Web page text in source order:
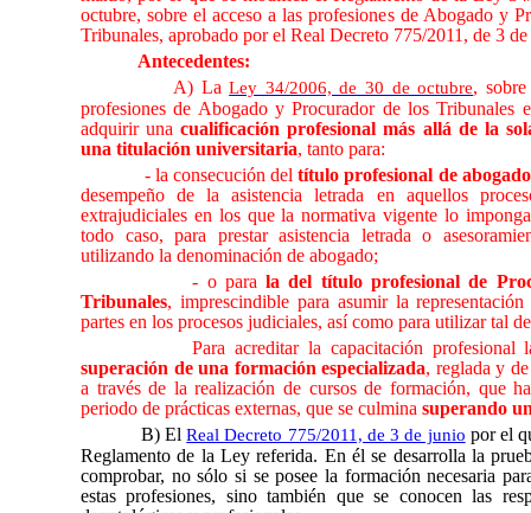
octubre, sobre el acceso a las profesiones de Abogado y
Tribunales, aprobado por el Real Decreto 775/2011, de 3
Antecedentes:
A) LaLey 34/2006, de 30 de octubre,
profesiones de Abogado y Procurador de los Tribunales
adquirir unacualificación profesional más allá de la
una titulación universitaria, tanto para:
- la consecución deltítulo profesional de
desempeño de la asistencia letrada en aquellos
extrajudiciales en los que la normativa vigente lo
todo caso, para prestar asistencia letrada o
utilizando la denominación de abogado;
- o parala del título profesional de
Tribunales, imprescindible para asumir la
partes en los procesos judiciales, así como para utilizar tal
Para acreditar la capacitación
superación de una formación especializada, reglada y
a través de la realización de cursos de formación, que
periodo de prácticas externas, que se culmina superando
B) ElReal Decreto 775/2011, de 3 de junio por el
Reglamento de la Ley referida. En él se desarrolla la
comprobar, no sólo si se posee la formación necesaria
estas profesiones, sino también que se conocen las